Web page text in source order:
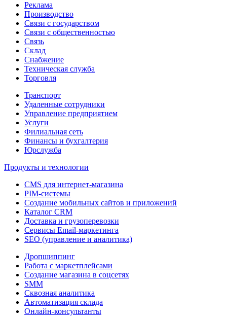
Реклама
Производство
Связи с государством
Связи с общественностью
Связь
Склад
Снабжение
Техническая служба
Торговля
Транспорт
Удаленные сотрудники
Управление предприятием
Услуги
Филиальная сеть
Финансы и бухгалтерия
Юрслужба
Продукты и технологии
CMS для интернет-магазина
PIM-системы
Создание мобильных сайтов и приложений
Каталог CRM
Доставка и грузоперевозки
Сервисы Email-маркетинга
SEO (управление и аналитика)
Дропшиппинг
Работа с маркетплейсами
Создание магазина в соцсетях
SMM
Сквозная аналитика
Автоматизация склада
Онлайн-консультанты